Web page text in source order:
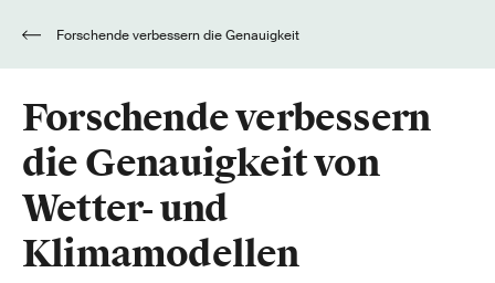
Forschende verbessern
die Genauigkeit von
Wetter- und
Klimamodellen